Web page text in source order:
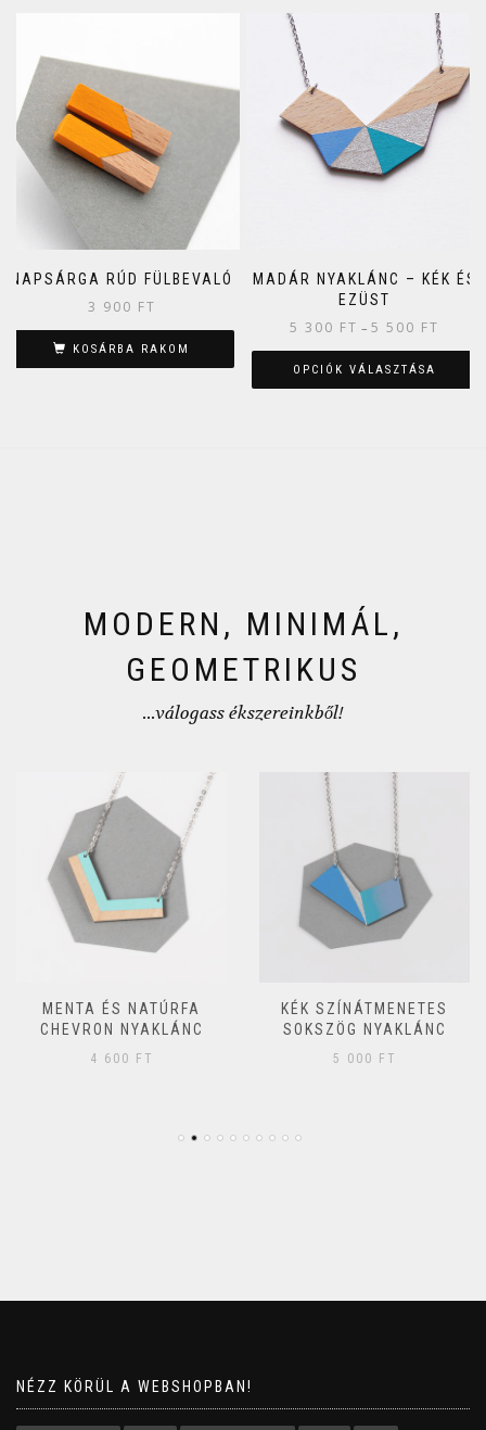
NAPSÁRGA RÚD FÜLBEVALÓ
3 900 FT
KOSÁRBA RAKOM
MADÁR NYAKLÁNC – KÉK ÉS
EZÜST
5 300 FT – 5 500 FT
OPCIÓK VÁLASZTÁSA
MODERN, MINIMÁL,
GEOMETRIKUS
...válogass ékszereinkből!
MENTA ÉS NATÚRFA
CHEVRON NYAKLÁNC
4 600 FT
KÉK SZÍNÁTMENETES
SOKSZÖG NYAKLÁNC
5 000 FT
NÉZZ KÖRÜL A WEBSHOPBAN!